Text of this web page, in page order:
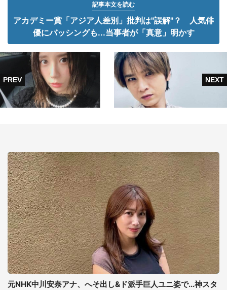
記事本文を読む
アカデミー賞「アジア人差別」批判は"誤解"？ 人気俳
優にバッシングも...当事者が「真意」明かす
元NHK中川安奈アナ、へそ出し&ド派手巨人ユニ姿で...神スタ